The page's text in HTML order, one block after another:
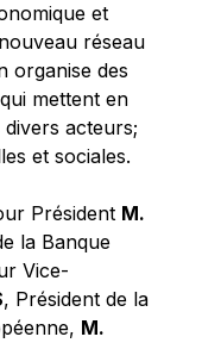
et
réseau
organise des
mettent en
acteurs;
et sociales.
Président M.
la Banque
Vice-
, Président de la
M.